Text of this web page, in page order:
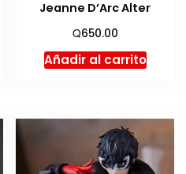
Jeanne D’Arc Alter
Q650.00
Añadir al carrito